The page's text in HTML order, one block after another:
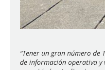
“Tener un gran número
de información operativa